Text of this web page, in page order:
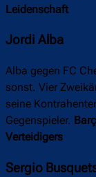
Leidenschaft
Jordi Alba
Alba gegen FC
sonst. Vier
seine
Gegenspieler.
Verteidigers
Sergio